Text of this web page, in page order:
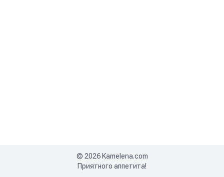
© 2026 Kamelena.com
Приятного аппетита!